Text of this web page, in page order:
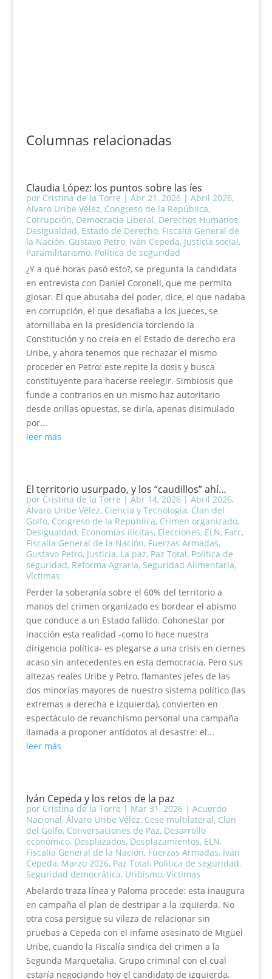
Columnas relacionadas
Claudia López: los puntos sobre las íes
por Cristina de la Torre | Abr 21, 2026| Abril 2026,
Álvaro Uribe Vélez, Congreso de la República,
Corrupción, Democracia Liberal, Derechos Humanos,
Desigualdad, Estado de Derecho, Fiscalía General de
la Nación, Gustavo Petro, Iván Cepeda, Justicia social,
Paramilitarismo, Política de seguridad
¿Y a qué horas pasó esto?, se pregunta la candidata
en entrevista con Daniel Coronell, que me permito
glosar. El que abusaba del poder, dice, el que nadaba
en corrupción, el que desafiaba a los jueces, se
atornillaba en la presidencia torciendo la
Constitución y no creía en el Estado de derecho era
Uribe, y ahora tenemos que rechazar el mismo
proceder en Petro: este repite la dosis y busca
constituyente para hacerse reelegir. Simbiosis que
funde a contrarios en un mismo haz autoritario
desde orillas opuestas, se diría, apenas disimulado
por...
leer más
El territorio usurpado, y los “caudillos” ahí…
por Cristina de la Torre | Abr 14, 2026| Abril 2026,
Álvaro Uribe Vélez, Ciencia y Tecnología, Clan del
Golfo, Congreso de la República, Crímen organizado,
Desigualdad, Economías ilícitas, Elecciones, ELN, Farc,
Fiscalía General de la Nación, Fuerzas Armadas,
Gustavo Petro, Justicia, La paz, Paz Total, Política de
seguridad, Reforma Agraria, Seguridad Alimentaria,
Víctimas
Perder la soberanía sobre el 60% del territorio a
manos del crimen organizado es bordear el abismo
que conduce a un Estado fallido. Cohonestar por
inacción esta realidad -como lo hace nuestra
dirigencia política- es plegarse a una crisis en ciernes
acaso sin antecedentes en esta democracia. Pero sus
altezas reales Uribe y Petro, flamantes jefes de las
dos minorías mayores de nuestro sistema político (las
extremas a derecha e izquierda), convierten en
espectáculo de revanchismo personal una campaña
llamada a proponer antídotos al desastre: el...
leer más
Iván Cepeda y los retos de la paz
por Cristina de la Torre | Mar 31, 2026| Acuerdo
Nacional, Álvaro Uribe Vélez, Cese multilateral, Clan
del Golfo, Conversaciones de Paz, Desarrollo
económico, Desplazados, Desplazamientos, ELN,
Fiscalía General de la Nación, Fuerzas Armadas, Iván
Cepeda, Marzo 2026, Paz Total, Política de seguridad,
Seguridad democrática, Uribismo, Víctimas
Abelardo traza línea y Paloma procede: esta inaugura
en campaña el plan de destripar a la izquierda. No
otra cosa persigue su vileza de relacionar sin
pruebas a Cepeda con el infame asesinato de Miguel
Uribe, cuando la Fiscalía sindica del crimen a la
Segunda Marquetalia. Grupo criminal con el cual
estaría negociando hoy el candidato de izquierda,